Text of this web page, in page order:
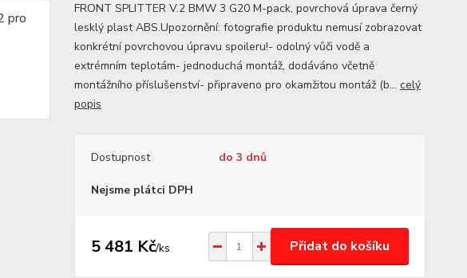
FRONT SPLITTER V.2 BMW 3 G20 M-pack, povrchová úprava černý
lesklý plast ABS.Upozornění: fotografie produktu nemusí zobrazovat
konkrétní povrchovou úpravu spoileru!- odolný vůči vodě a
extrémním teplotám- jednoduchá montáž, dodáváno včetně
montážního příslušenství- připraveno pro okamžitou montáž (b... celý
popis
Dostupnost do 3 dnů
Nejsme plátci DPH
5 481 Kč/ks Přidat do košíku